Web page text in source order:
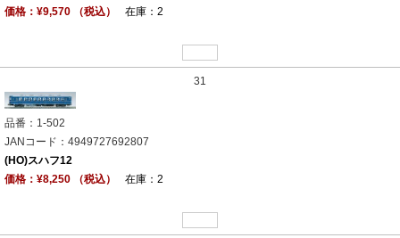
価格：¥9,570 （税込）
在庫：2
31
品番：1-502
JANコード：4949727692807
(HO)スハフ12
価格：¥8,250 （税込）
在庫：2